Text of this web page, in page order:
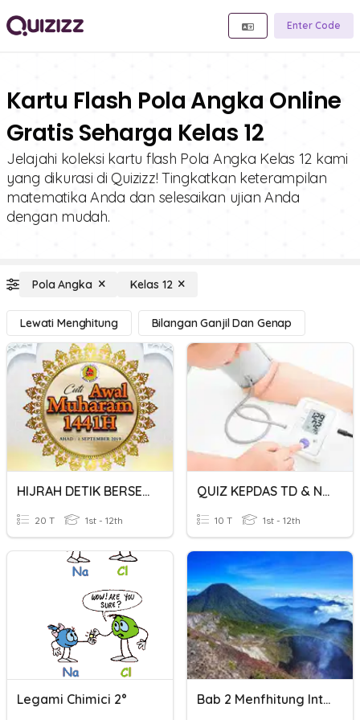
Enter Code
Kartu Flash Pola Angka Online
Gratis Seharga Kelas 12
Jelajahi koleksi kartu flash Pola Angka Kelas 12 kami
yang dikurasi di Quizizz! Tingkatkan keterampilan
matematika Anda dan selesaikan ujian Anda
dengan mudah.
Pola Angka Kelas 12
Lewati Menghitung Bilangan Ganjil Dan Genap
HIJRAH DETIK BERSEJARAH- TINGKTN 2
20 T 1st - 12th
QUIZ KEPDAS TD & NADI
10 T 1st - 12th
Legami Chimici 2° Bab 2 Menfhitung Interaksi